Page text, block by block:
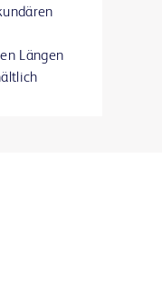
Längen